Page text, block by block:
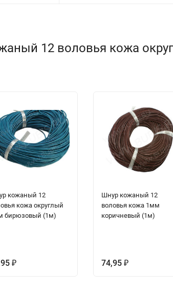
12 воловья кожа
кожаный 12
кожа округлый
бирюзовый (1м)
₽
Шнур кожаный 12
воловья кожа 1мм
коричневый (1м)
74,95 ₽